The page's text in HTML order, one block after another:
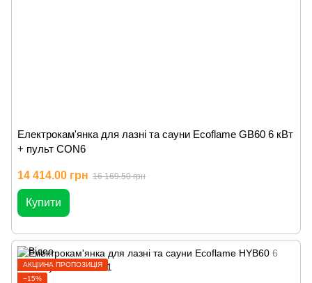
Електрокам'янка для лазні та сауни Ecoflame GB60 6 кВт
+ пульт CON6
14 414.00 грн 16 169.50 грн
Купити
АКЦІЙНА ПРОПОЗИЦІЯ
−15%